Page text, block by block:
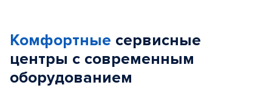
Комфортные сервисные
центры с современным
оборудованием